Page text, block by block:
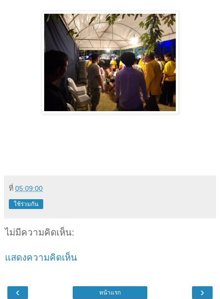
ที่ 05:09:00
ใช้ร่วมกัน
ไม่มีความคิดเห็น:
แสดงความคิดเห็น
‹ ›
หน้าแรก